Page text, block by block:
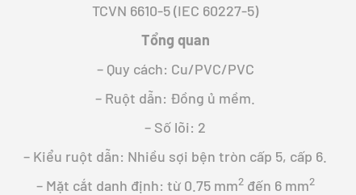
TCVN 6610-5 (IEC 60227-5)
Tổng quan
– Quy cách: Cu/PVC/PVC
– Ruột dẫn: Đồng ủ mềm.
– Số lõi: 2
– Kiểu ruột dẫn: Nhiều sợi bện tròn cấp 5, cấp 6.
– Mặt cắt danh định: từ 0.75 mm2đến 6 mm2